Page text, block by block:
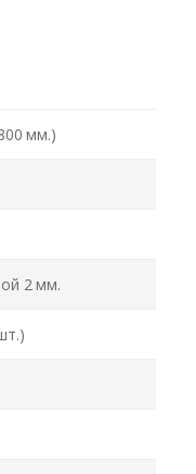
мм.)
2 мм.